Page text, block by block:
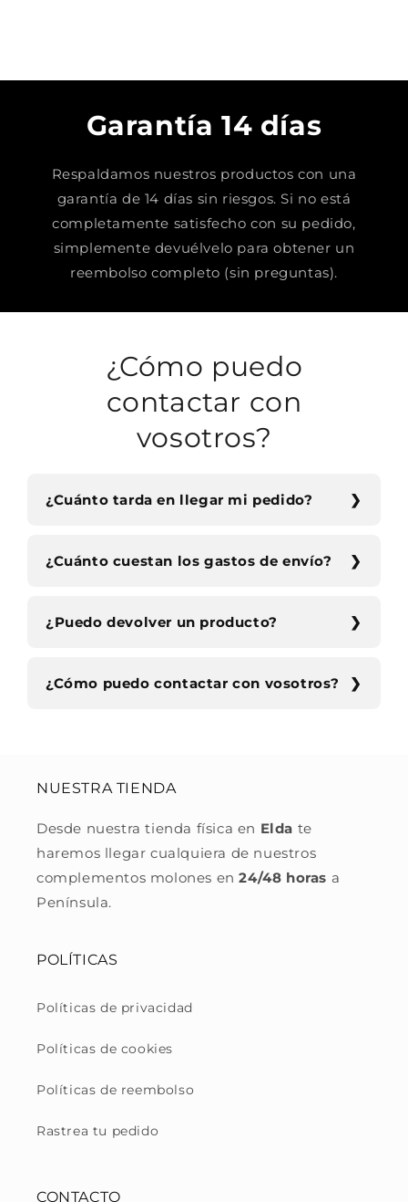
Garantía 14 días
Respaldamos nuestros productos con una
garantía de 14 días sin riesgos. Si no está
completamente satisfecho con su pedido,
simplemente devuélvelo para obtener un
reembolso completo (sin preguntas).
¿Cómo puedo
contactar con
vosotros?
¿Cuánto tarda en llegar mi pedido?
¿Cuánto cuestan los gastos de envío?
¿Puedo devolver un producto?
¿Cómo puedo contactar con vosotros?
NUESTRA TIENDA
Desde nuestra tienda física en Elda te
haremos llegar cualquiera de nuestros
complementos molones en24/48 horas a
Península.
POLÍTICAS
Políticas de privacidad
Políticas de cookies
Políticas de reembolso
Rastrea tu pedido
CONTACTO